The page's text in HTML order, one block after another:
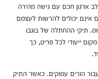
ארגון חכם עם גישה מהירה
אינם יכולים להרשות לעצמם
תיקי ההחתלה של בוגבו
ייעודי לכל פריט, כך
הורים עסוקים. כאשר התיק